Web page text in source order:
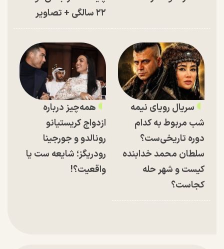
۲۲ سالگی + تصاویر
سریال رویای نیمه
شب مربوط به کدام
دوره تاریخی‌ست؟
سلطان محمد خدابنده
کیست و شهر حله
کجاست؟
همه‌چیز درباره
ازدواج کریستیانو
رونالدو و جورجینا
رودریگز؛ شایعه ست یا
واقعیت؟!